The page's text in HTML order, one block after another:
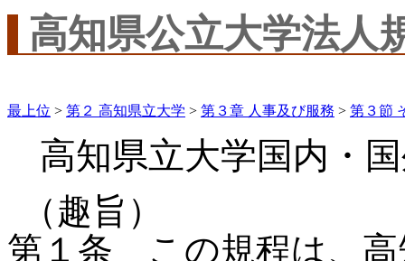
高知県公立大学法人
最上位 > 第２ 高知県立大学 > 第３章 人事及び服務 > 第３節
高知県立大学国内・
（趣旨）
第１条 この規程は、高